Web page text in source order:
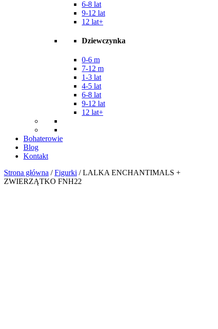
6-8 lat
9-12 lat
12 lat+
Dziewczynka
0-6 m
7-12 m
1-3 lat
4-5 lat
6-8 lat
9-12 lat
12 lat+
Bohaterowie
Blog
Kontakt
Strona główna /Figurki / LALKA ENCHANTIMALS +
ZWIERZĄTKO FNH22